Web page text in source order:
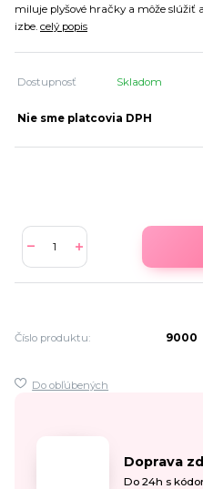
miluje plyšové hračky a môže slúžiť
izbe. celý popis
Dostupnosť Skladom
Nie sme platcovia DPH
Číslo produktu: 9000
Do obľúbených
Doprava
Do 24h s